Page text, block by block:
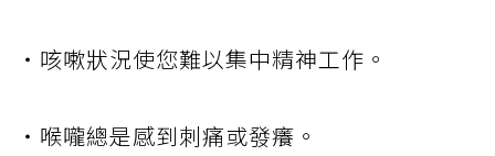
・咳嗽狀況使您難以集中精神工作。
・喉嚨總是感到刺痛或發癢。